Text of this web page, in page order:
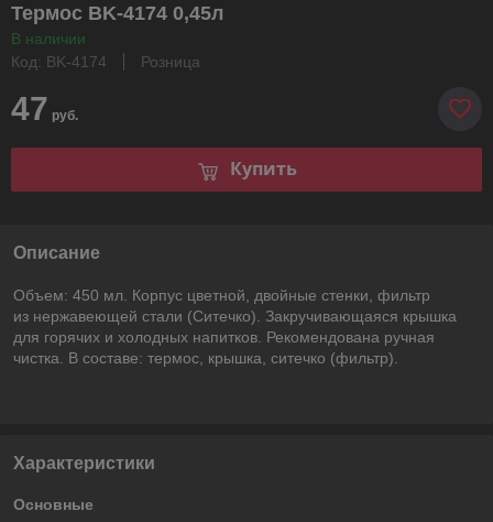
Термос BK-4174 0,45л
В наличии
Код: BK-4174
Розница
47 руб.
Купить
Описание
Объем: 450 мл. Корпус цветной, двойные стенки, фильтр
из нержавеющей стали (Ситечко). Закручивающаяся крышка
для горячих и холодных напитков. Рекомендована ручная
чистка. В составе: термос, крышка, ситечко (фильтр).
Характеристики
Основные